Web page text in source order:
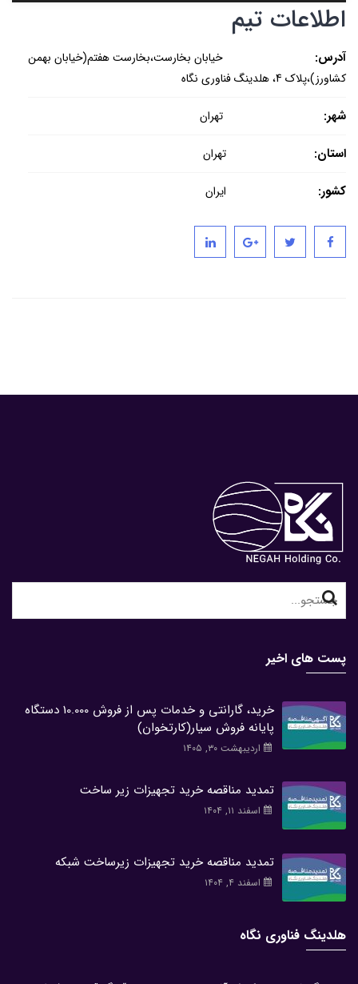
اطلاعات تیم
آدرس:
خیابان بخارست،بخارست هفتم(خیابان بهمن
کشاورز)،پلاک 4، هلدینگ فناوری نگاه
شهر: تهران
استان: تهران
کشور: ایران
Search
for:
پست های اخیر
خرید، گارانتی و خدمات پس از فروش 10.000 دستگاه
پایانه فروش سیار(کارتخوان)
اردیبهشت ۳۰, ۱۴۰۵
تمدید مناقصه خرید تجهیزات زیر ساخت
اسفند ۱۱, ۱۴۰۴
تمدید مناقصه خرید تجهیزات زیرساخت شبکه
اسفند ۴, ۱۴۰۴
هلدینگ فناوری نگاه